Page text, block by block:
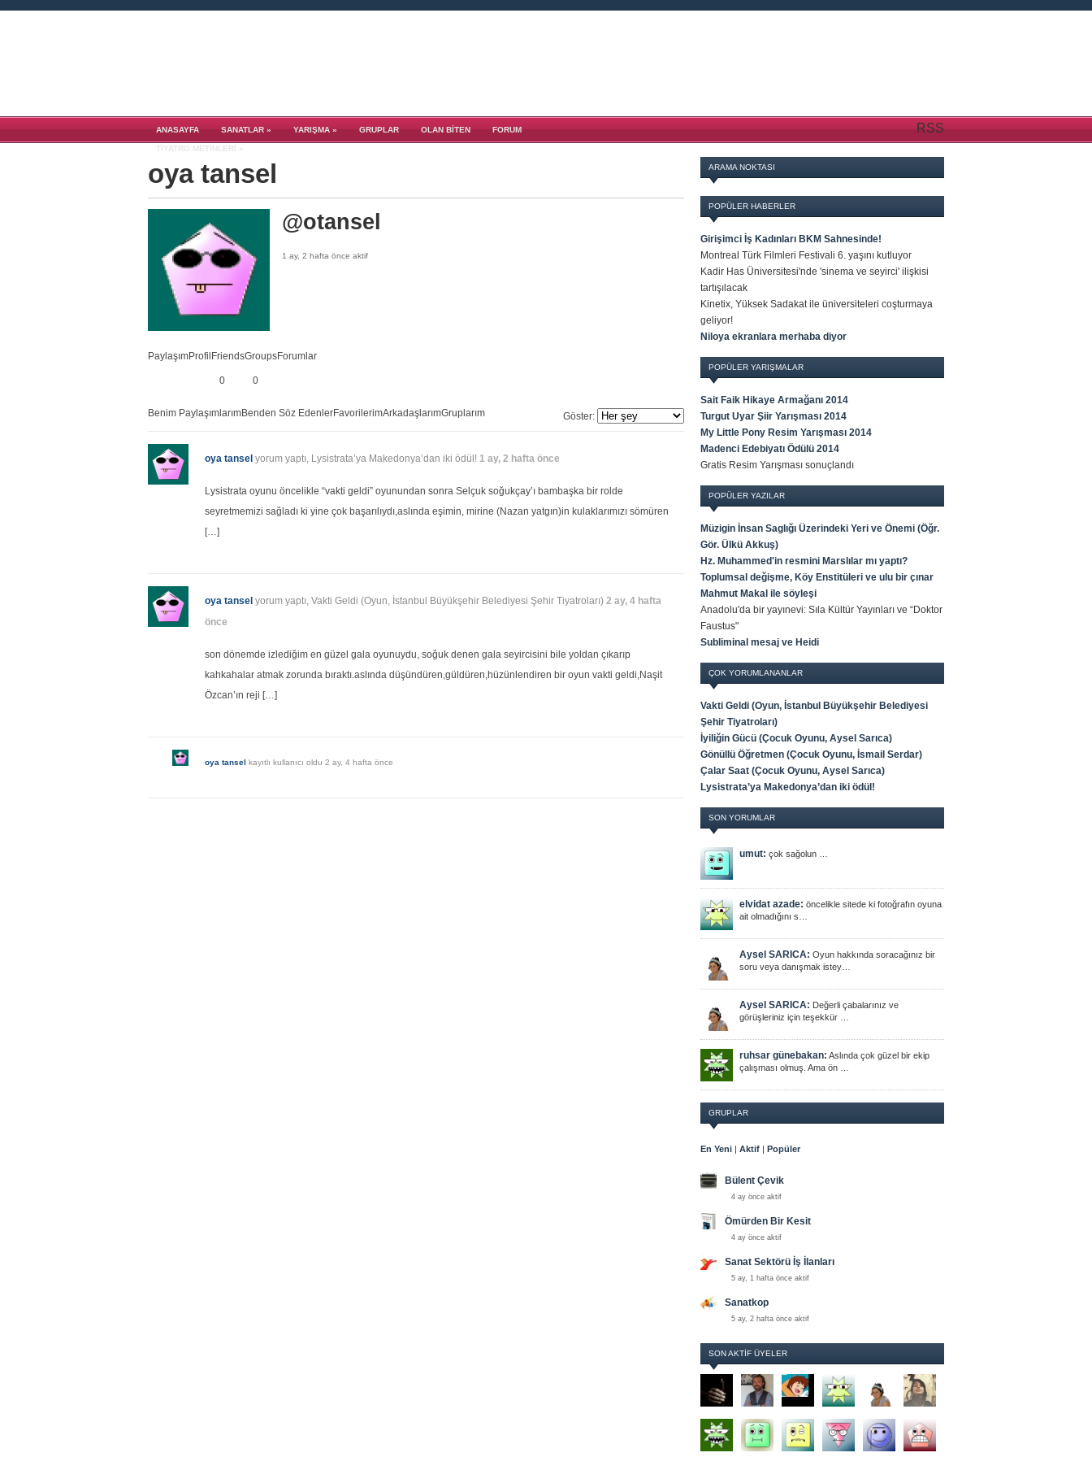
ANASAYFA SANATLAR» YARIŞMA» GRUPLAR OLAN BITEN FORUM
TIYATRO METINLERI »
RSS
oya tansel
@otansel
1 ay, 2 hafta önce aktif
PaylaşımProfil Friends
0
Groups
0
Forumlar
Benim PaylaşımlarımBenden Söz EdenlerFavorilerimArkadaşlarımGruplarım Göster:
oya tansel yorum yaptı, Lysistrata’ya Makedonya’dan iki ödül! 1 ay, 2 hafta önce
Lysistrata oyunu öncelikle “vakti geldi” oyunundan sonra Selçuk soğukçay’ı bambaşka bir rolde
seyretmemizi sağladı ki yine çok başarılıydı,aslında eşimin, mirine (Nazan yatgın)in kulaklarımızı sömüren
[…]
oya tansel yorum yaptı, Vakti Geldi (Oyun, İstanbul Büyükşehir Belediyesi Şehir Tiyatroları) 2 ay, 4 hafta
önce
son dönemde izlediğim en güzel gala oyunuydu, soğuk denen gala seyircisini bile yoldan çıkarıp
kahkahalar atmak zorunda bıraktı.aslında düşündüren,güldüren,hüzünlendiren bir oyun vakti geldi,Naşit
Özcan’ın reji […]
oya tansel kayıtlı kullanıcı oldu 2 ay, 4 hafta önce
ARAMA NOKTASI
POPÜLER HABERLER
Girişimci İş Kadınları BKM Sahnesinde!
Montreal Türk Filmleri Festivali 6. yaşını kutluyor
Kadir Has Üniversitesi'nde 'sinema ve seyirci' ilişkisi
tartışılacak
Kinetix, Yüksek Sadakat ile üniversiteleri coşturmaya
geliyor!
Niloya ekranlara merhaba diyor
POPÜLER YARIŞMALAR
Sait Faik Hikaye Armağanı 2014
Turgut Uyar Şiir Yarışması 2014
My Little Pony Resim Yarışması 2014
Madenci Edebiyatı Ödülü 2014
Gratis Resim Yarışması sonuçlandı
POPÜLER YAZILAR
Müzigin İnsan Saglığı Üzerindeki Yeri ve Önemi (Öğr.
Gör. Ülkü Akkuş)
Hz. Muhammed'in resmini Marslılar mı yaptı?
Toplumsal değişme, Köy Enstitüleri ve ulu bir çınar
Mahmut Makal ile söyleşi
Anadolu'da bir yayınevi: Sıla Kültür Yayınları ve “Doktor
Faustus"
Subliminal mesaj ve Heidi
ÇOK YORUMLANANLAR
Vakti Geldi (Oyun, İstanbul Büyükşehir Belediyesi
Şehir Tiyatroları)
İyiliğin Gücü (Çocuk Oyunu, Aysel Sarıca)
Gönüllü Öğretmen (Çocuk Oyunu, İsmail Serdar)
Çalar Saat (Çocuk Oyunu, Aysel Sarıca)
Lysistrata’ya Makedonya’dan iki ödül!
SON YORUMLAR
umut: çok sağolun …
elvidat azade: öncelikle sitede ki fotoğrafın oyuna
ait olmadığını s…
Aysel SARICA: Oyun hakkında soracağınız bir
soru veya danışmak istey…
Aysel SARICA: Değerli çabalarınız ve
görüşleriniz için teşekkür …
ruhsar günebakan: Aslında çok güzel bir ekip
çalışması olmuş. Ama ön …
GRUPLAR
En Yeni | Aktif | Popüler
Bülent Çevik
4 ay önce aktif
Ömürden Bir Kesit
4 ay önce aktif
Sanat Sektörü İş İlanları
5 ay, 1 hafta önce aktif
Sanatkop
5 ay, 2 hafta önce aktif
SON AKTIF ÜYELER